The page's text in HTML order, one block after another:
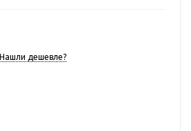
Нашли дешевле?